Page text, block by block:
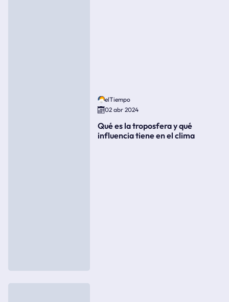
elTiempo
02 abr 2024
Qué es la troposfera y qué
influencia tiene en el clima